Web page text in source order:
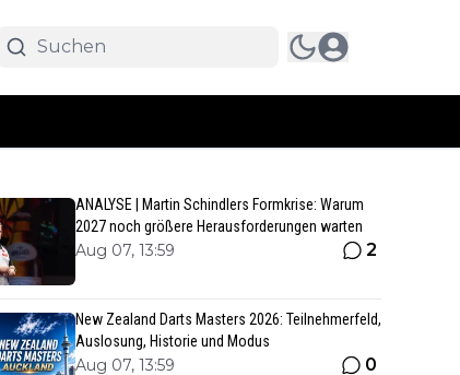
ANALYSE | Martin Schindlers Formkrise: Warum
2027 noch größere Herausforderungen warten
Aug 07, 13:59 2
New Zealand Darts Masters 2026: Teilnehmerfeld,
Auslosung, Historie und Modus
Aug 07, 13:59 0